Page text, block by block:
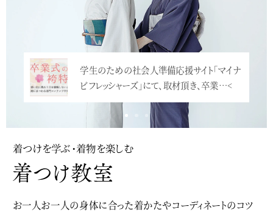
着つけを学ぶ・着物を楽しむ
お一人お一人の身体に合った着かたやコーディネートのコツ
学生のための社会人準備応援サイト「マイナ
ビフレッシャーズ」にて、取材頂き、卒業…<